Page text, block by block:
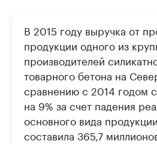
В 2015 году выручка от
продукции одного из
производителей
товарного бетона на
сравнению с 2014 годом
на 9% за счет падения
основного вида
составила 365,7